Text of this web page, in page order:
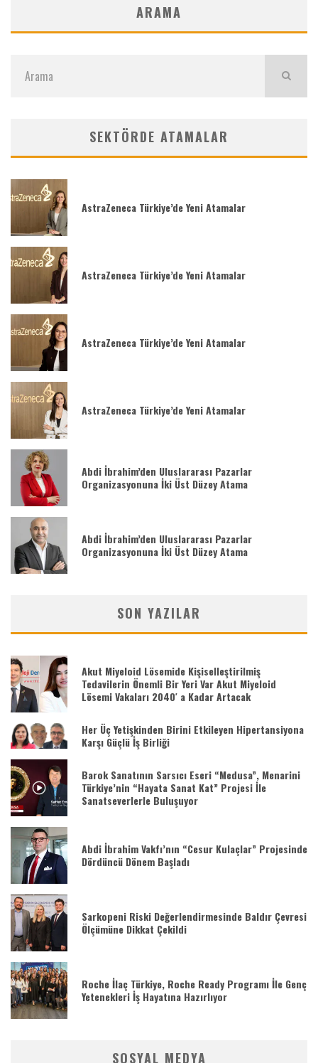
ARAMA
SEKTÖRDE ATAMALAR
AstraZeneca Türkiye’de Yeni Atamalar
AstraZeneca Türkiye’de Yeni Atamalar
AstraZeneca Türkiye’de Yeni Atamalar
AstraZeneca Türkiye’de Yeni Atamalar
Abdi İbrahim’den Uluslararası Pazarlar
Organizasyonuna İki Üst Düzey Atama
Abdi İbrahim’den Uluslararası Pazarlar
Organizasyonuna İki Üst Düzey Atama
SON YAZILAR
Akut Miyeloid Lösemide Kişiselleştirilmiş
Tedavilerin Önemli Bir Yeri Var Akut Miyeloid
Lösemi Vakaları 2040′ a Kadar Artacak
Her Üç Yetişkinden Birini Etkileyen Hipertansiyona
Karşı Güçlü İş Birliği
Barok Sanatının Sarsıcı Eseri “Medusa”, Menarini
Türkiye’nin “Hayata Sanat Kat” Projesi İle
Sanatseverlerle Buluşuyor
Abdi İbrahim Vakfı’nın “Cesur Kulaçlar” Projesinde
Dördüncü Dönem Başladı
Sarkopeni Riski Değerlendirmesinde Baldır Çevresi
Ölçümüne Dikkat Çekildi
Roche İlaç Türkiye, Roche Ready Programı İle Genç
Yetenekleri İş Hayatına Hazırlıyor
SOSYAL MEDYA